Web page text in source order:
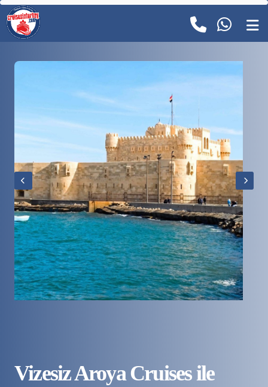
Vizesiz Aroya Cruises ile